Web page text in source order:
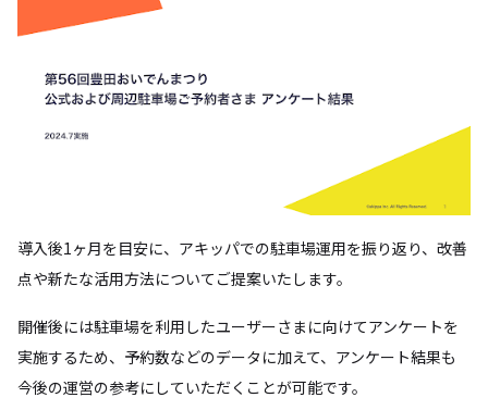
導入後1ヶ月を目安に、アキッパでの駐車場運用を振り返り、改善
点や新たな活用方法についてご提案いたします。
開催後には駐車場を利用したユーザーさまに向けてアンケートを
実施するため、予約数などのデータに加えて、アンケート結果も
今後の運営の参考にしていただくことが可能です。